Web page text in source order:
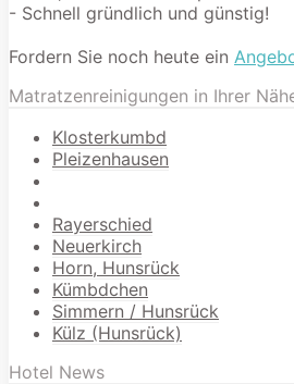
- Schnell gründlich und günstig!
Fordern Sie noch heute ein
Matratzenreinigungen in Ihrer
Klosterkumbd
Pleizenhausen
Rayerschied
Neuerkirch
Horn, Hunsrück
Kümbdchen
Simmern / Hunsrück
Külz (Hunsrück)
Hotel News